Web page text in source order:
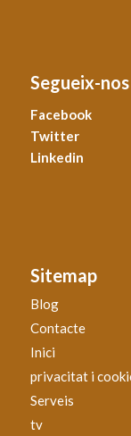
Segueix-nos
Facebook
Twitter
Linkedin
Sitemap
Blog
Contacte
Inici
privacitat i
Serveis
tv